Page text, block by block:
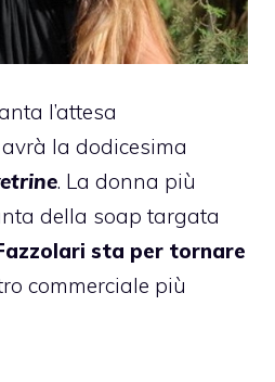
l’attesa
avrà la dodicesima
. La donna più
della soap targata
sta per tornare
commerciale più